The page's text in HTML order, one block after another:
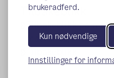
brukeradferd.
Kun nødvendige
Innstillinger for
Tilbakeblikk
Tilbakeblikk på
matvariasjonen på